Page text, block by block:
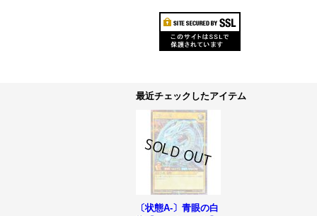
最近チェックしたアイテム
〔状態A-〕青眼の白